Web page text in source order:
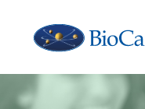
a
navegación
al
contenido